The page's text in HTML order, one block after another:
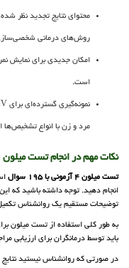
محتوای نتایج تجدید نظر
روش‌های درمانی
امکان جدیدی برای نمایش
است.
مرد و زن با انواع
نکات مهم در انجام تست میلون
تست میلون 4 آزمونی با 195 سوال
انجام دهید. توجه داشته باشید که
توضیحات مستقیم یک روانشناس
به طور کلی استفاده از تست میلون
باید توسط درمانگران برای ارزیابی
در صورتی که روانشناس نیستید